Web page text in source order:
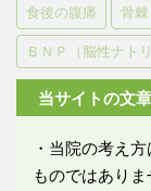
食後の腹痛 骨棘
ＢＮＰ（脳性ナト
当サイトの文
・当院の考え
ものではありま